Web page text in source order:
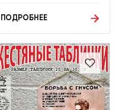
ПОДРОБНЕЕ